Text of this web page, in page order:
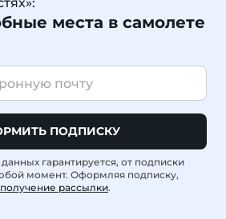
места в самолете
ПОДПИСКУ
гарантируется, от подписки
момент. Оформляя подписку,
рассылки.